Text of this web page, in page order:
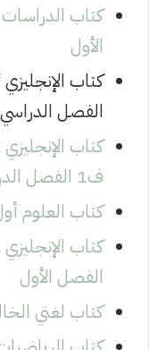
كتاب
الأول
الفصل
ف1 الفصل الدراسي الاول
كتاب العلوم
الفصل الأول
كتاب لغتي